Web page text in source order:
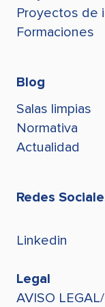
Proyectos de
Formaciones
Blog
Salas limpias
Normativa
Actualidad
Redes
Linkedin
Legal
AVISO